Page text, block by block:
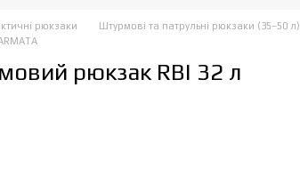
рюкзаки
Штурмові та патрульні рюкзаки (35–50 л)
рюкзак RBI 32 л